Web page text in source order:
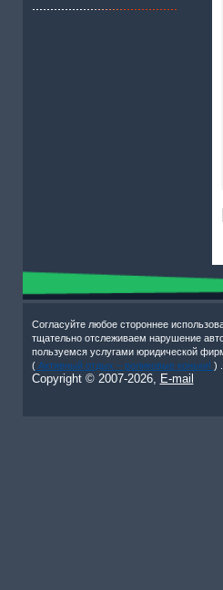
Согласуйте любое стороннее
тщательно отслеживаем нарушение
пользуемся услугами юридической
(Активный отдых – роликовые коньки! ) .
Copyright © 2007-2026, E-mail